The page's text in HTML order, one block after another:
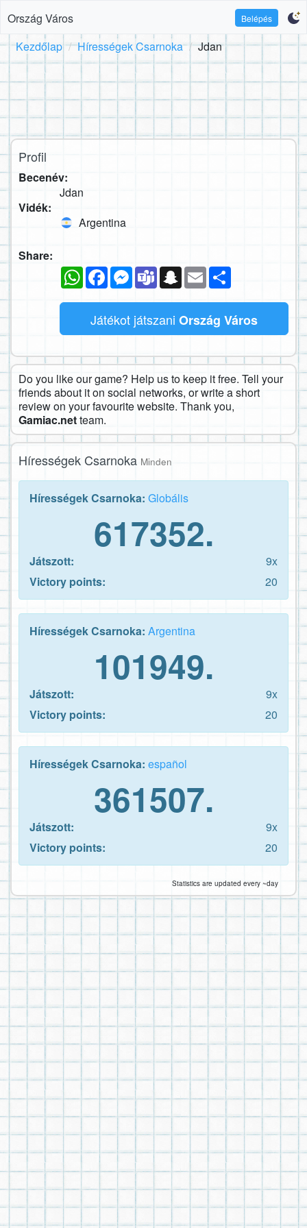
Ország Város Belépés
Kezdőlap Hírességek Csarnoka Jdan
Profil
Becenév:
Jdan
Vidék:
Argentina
Share:
WhatsAppFacebookMessenger
TeamsSnapchat
Email
Játékot játszani Ország Város
Do you like our game? Help us to keep it free. Tell your
friends about it on social networks, or write a short
review on your favourite website. Thank you,
Gamiac.netteam.
Hírességek Csarnoka Minden
Hírességek Csarnoka: Globális
617352.
Játszott:
9x
Victory points:
20
Hírességek Csarnoka: Argentina
101949.
Játszott:
9x
Victory points:
20
Hírességek Csarnoka: español
361507.
Játszott:
9x
Victory points:
20
Statistics are updated every ~day